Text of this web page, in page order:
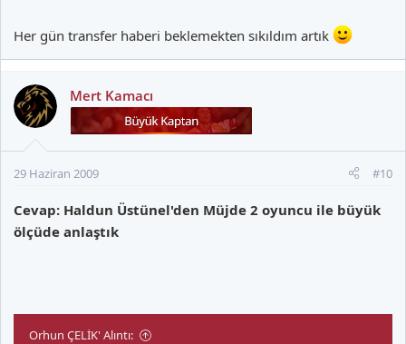
Her gün transfer haberi beklemekten sıkıldım artık
Mert Kamacı
29 Haziran 2009 #10
Cevap: Haldun Üstünel'den Müjde 2 oyuncu ile büyük
ölçüde anlaştık
Orhun ÇELİK' Alıntı: